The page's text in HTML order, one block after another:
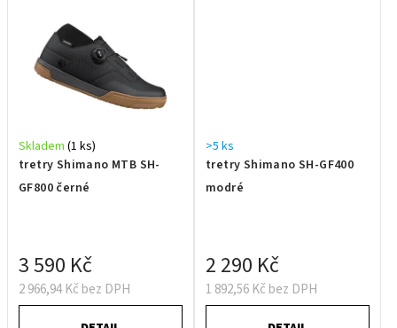
tretry Shimano MTB SH-
GF800 černé
Skladem (1 ks)
2 966,94 Kč bez DPH
3 590 Kč
tretry Shimano SH-GF400
modré
>5 ks
1 892,56 Kč bez DPH
2 290 Kč